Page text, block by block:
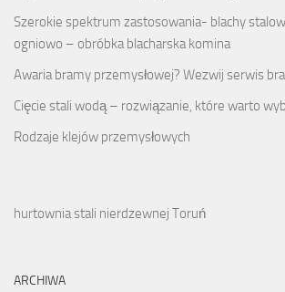
Szerokie spektrum zastosowania- blachy
ogniowo – obróbka blacharska komina
Awaria bramy przemysłowej? Wezwij serwis
Cięcie stali wodą – rozwiązanie, które warto
Rodzaje klejów przemysłowych
hurtownia stali nierdzewnej Toruń
ARCHIWA